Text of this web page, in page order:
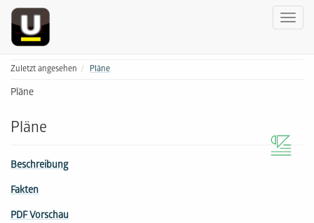
Zuletzt angesehen Pläne
Pläne
Pläne
Beschreibung
Fakten
PDF Vorschau